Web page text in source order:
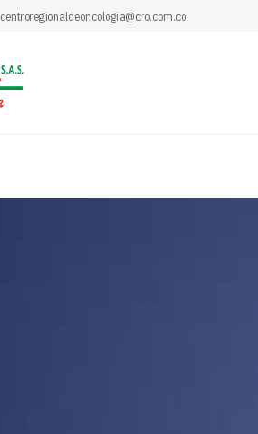
centroregionaldeoncologia@cro.com.co